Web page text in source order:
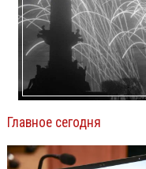
Главное сегодня